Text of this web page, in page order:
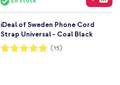
iDeal of Sweden Phone Cord
Strap Universal - Coal Black
Notation:
100%
(15)